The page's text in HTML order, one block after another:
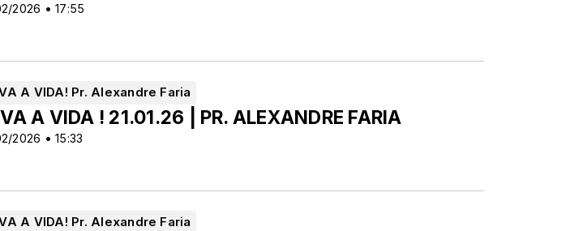
2026 • 17:55
A VIDA! Pr. Alexandre Faria
2026 • 15:33
A VIDA ! 21.01.26 | PR. ALEXANDRE FARIA
A VIDA! Pr. Alexandre Faria